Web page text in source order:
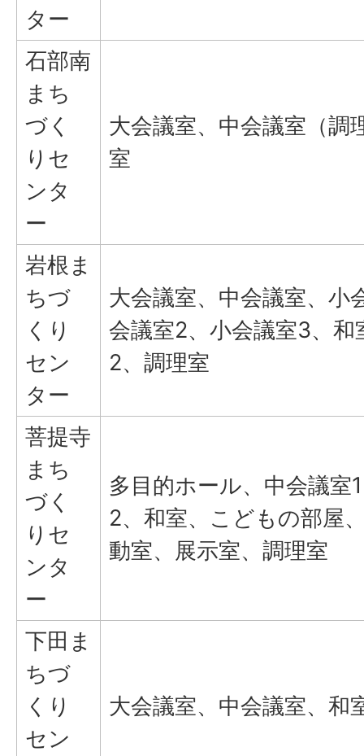
ター
石部南
まち
づく
りセ
ンタ
ー
大会議室、中会議室（調
室
岩根ま
ちづ
くり
セン
ター
大会議室、中会議室、小
会議室2、小会議室3、和
2、調理室
菩提寺
まち
づく
りセ
ンタ
ー
多目的ホール、中会議室
2、和室、こどもの部屋
動室、展示室、調理室
下田ま
ちづ
くり
セン
大会議室、中会議室、和